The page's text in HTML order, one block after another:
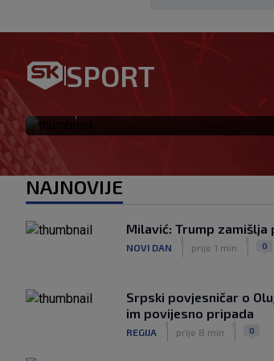
SPORT
Garcia odabrao
se vraća na klupu
NAJNOVIJE
Milavić: Trump zamišlja
NOVI DAN prije 1 min 0
Srpski povjesničar o
im povijesno pripada
REGIJA prije 8 min 0